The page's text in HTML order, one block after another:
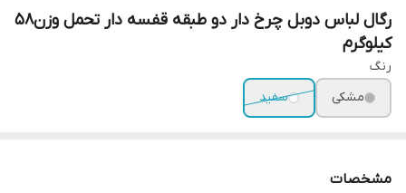
رگال لباس دوبل چرخ دار دو طبقه قفسه دار تحمل وزن۵۸
کیلوگرم
رنگ
مشکی
سفید
مشخصات